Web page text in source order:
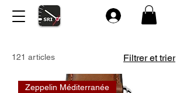
121 articles Filtrer et trier
Zeppelin Méditerranée